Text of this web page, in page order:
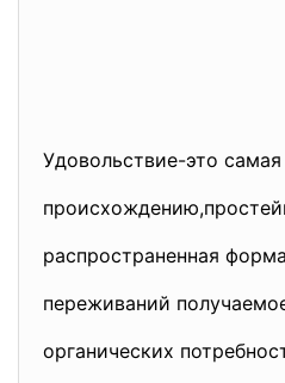
Удовольствие-это
распространенная форма
переживаний
органических